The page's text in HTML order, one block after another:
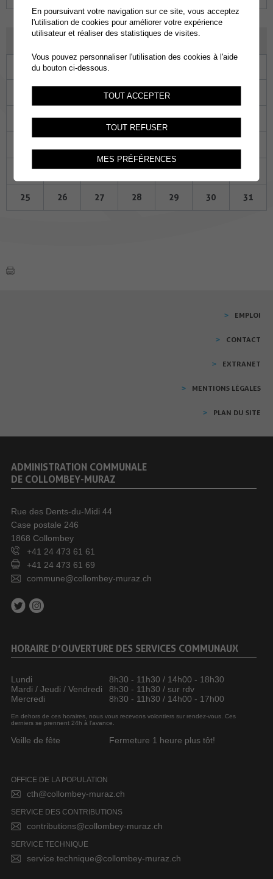
MAI 2026
Ma Me
29 30 01
05 06 07 08 09
19 20 21 22 23
25 26 27 28 29 30 31
EMPLOI
CONTACT
EXTRANET
MENTIONS LÉGALES
PLAN DU SITE
ADMINISTRATION COMMUNALE
DE COLLOMBEY-MURAZ
Rue des Dents-du-Midi 44
Case postale 246
1868 Collombey
+41 24 473 61 61
+41 24 473 61 69
commune@collombey-muraz.ch
HORAIRE D’OUVERTURE DES SERVICES COMMUNAUX
Lundi
8h30 - 11h30 / 14h00 - 18h30
Mardi / Jeudi / Vendredi
8h30 - 11h30 / sur rdv
Mercredi
8h30 - 11h30 / 14h00 - 17h00
En dehors de ces horaires, nous vous recevons volontiers sur rendez-vous. Ces
derniers se prennent 24h à l’avance.
Veille de fête Fermeture 1 heure plus tôt!
OFFICE DE LA POPULATION
cth@collombey-muraz.ch
SERVICE DES CONTRIBUTIONS
contributions@collombey-muraz.ch
SERVICE TECHNIQUE
service.technique@collombey-muraz.ch
En poursuivant votre navigation sur ce site, vous acceptez
l'utilisation de cookies pour améliorer votre expérience
utilisateur et réaliser des statistiques de visites.
Vous pouvez personnaliser l'utilisation des cookies à l'aide
du bouton ci-dessous.
TOUT ACCEPTER
TOUT REFUSER
MES PRÉFÉRENCES